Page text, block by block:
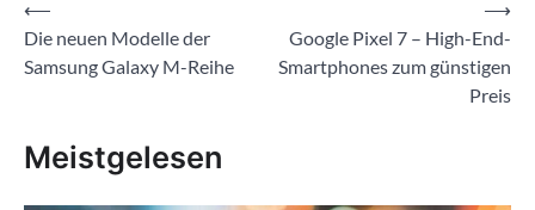
Beitragsnavigation
⟵
Die neuen Modelle der
Samsung Galaxy M-Reihe
Google Pixel 7 – High-End-
Smartphones zum günstigen
Preis
⟶
Meistgelesen